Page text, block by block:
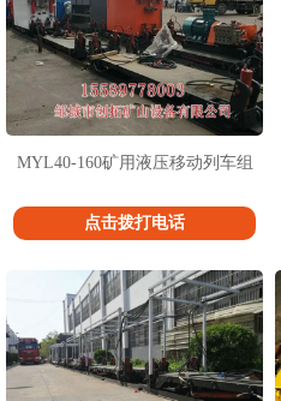
MYL40-160矿用液压移动列车组
点击拨打电话